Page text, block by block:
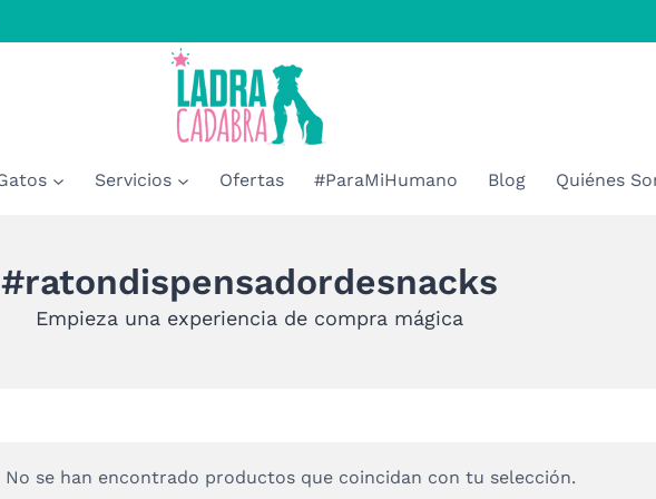
Servicios Ofertas #ParaMiHumano Blog Quiénes
#ratondispensadordesnacks
Empieza una experiencia de compra mágica
No se han encontrado productos que coincidan con tu selección.